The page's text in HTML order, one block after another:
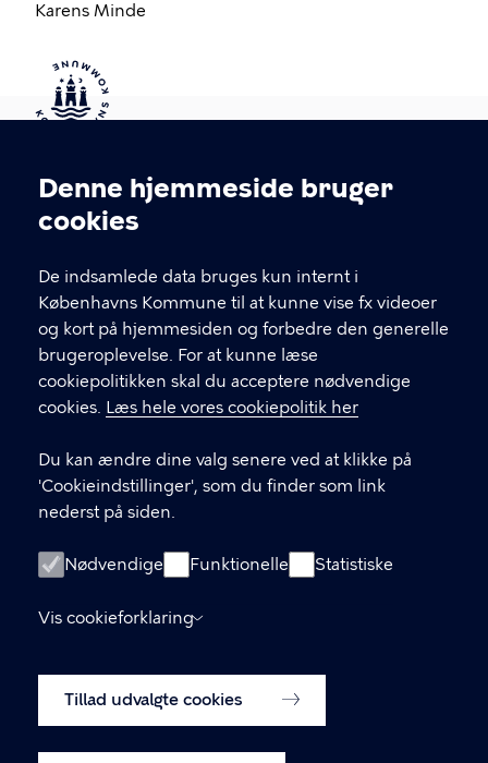
Cookieindstillinger
Denne hjemmeside bruger
cookies
De indsamlede data bruges kun internt i
Københavns Kommune til at kunne vise fx videoer
og kort på hjemmesiden og forbedre den generelle
brugeroplevelse. For at kunne læse
cookiepolitikken skal du acceptere nødvendige
cookies. Læs hele vores cookiepolitik her
Du kan ændre dine valg senere ved at klikke på
'Cookieindstillinger', som du finder som link
nederst på siden.
Nødvendige Funktionelle Statistiske
Vis cookieforklaring
Tillad udvalgte cookies
Karens Minde
Kontakt Københavns Kommune
T
fFind andre kontakter her
CVR-nummer64942212
GENVEJE
Digital Post
Databeskyttelse
Tilgængelighedserklæring
Om hjemmesiden
Cookiepolitik